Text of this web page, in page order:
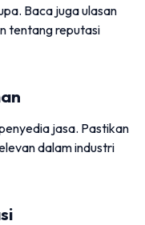
Baca juga ulasan
tentang reputasi
jasa. Pastikan
dalam industri